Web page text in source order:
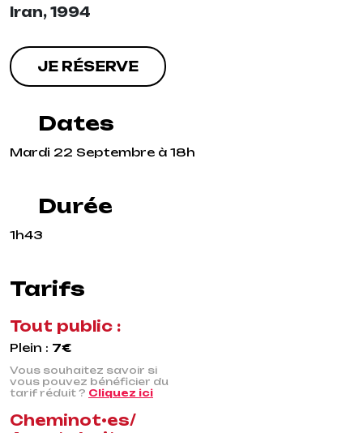
Iran, 1994
JE RÉSERVE
Dates
Mardi 22 Septembre à 18h
Durée
1h43
Tarifs
Tout public :
Plein : 7€
Vous souhaitez savoir si
vous pouvez bénéficier du
tarif réduit ? Cliquez ici
Cheminot•es/